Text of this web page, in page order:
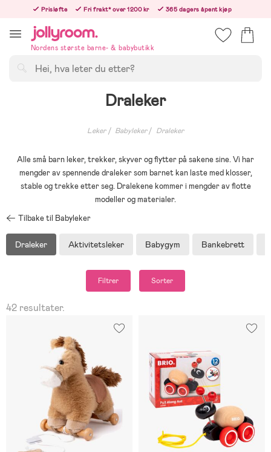
innehållet
Prisløfte Fri frakt* over 1200 kr
365 dagers åpent kjøp
Nordens største barne- & babybutikk
Draleker
Leker Babyleker Draleker
Alle små barn leker, trekker, skyver og flytter på sakene sine. Vi har
mengder av spennende draleker som barnet kan laste med klosser,
stable og trekke etter seg. Dralekene kommer i mengder av flotte
modeller og materialer.
Tilbake til Babyleker
Draleker Aktivitetsleker Babygym Bankebrett
Filtrer Sorter
42 resultater.